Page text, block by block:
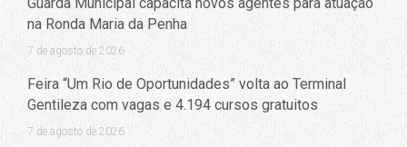
na Ronda Maria da Penha
7 de agosto de 2026
Feira “Um Rio de Oportunidades” volta ao Terminal
Gentileza com vagas e 4.194 cursos gratuitos
7 de agosto de 2026